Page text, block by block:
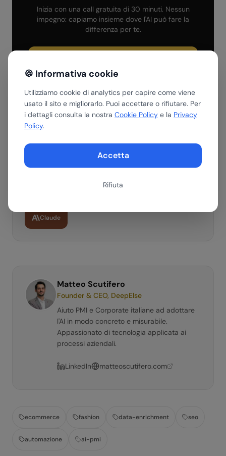
🍪 Informativa cookie
Utilizziamo cookie di analytics per capire come viene
usato il sito e migliorarlo. Puoi accettare o rifiutare. Per
i dettagli consulta la nostra Cookie Policy e la Privacy
Policy.
Accetta
Rifiuta
Inizia con una call gratuita di 30 minuti. Nessun
impegno: capiamo insieme dove l'AI può fare la
differenza per te.
Scopri i servizi
Ottieni un riepilogo di questo articolo con il tuo assistente AI
Claude
Matteo Scutifero
Founder & CEO, DeepElse
Aiuto PMI e Corporate italiane ad adottare
l'AI in modo concreto e misurabile.
Appassionato di tecnologia applicata ai
processi aziendali.
LinkedIn matteoscutifero.com
ecommerce fashion data-enrichment seo
automazione ai-pmi